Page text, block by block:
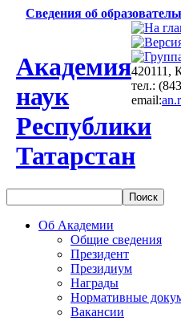
Сведения об
Академия
наук
Республики
Татарстан
420111,
тел.:
email:
Об Академии
Общие сведения
Президент
Президиум
Награды
Нормативные
Вакансии